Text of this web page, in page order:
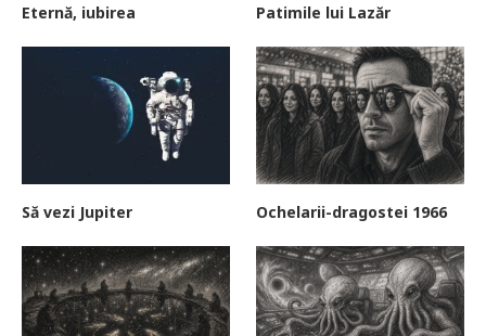
Eternă, iubirea Patimile lui Lazăr
Să vezi Jupiter Ochelarii-dragostei 1966